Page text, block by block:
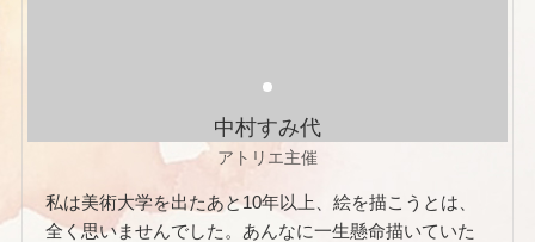
中村すみ代
アトリエ主催
私は美術大学を出たあと10年以上、絵を描こうとは、
全く思いませんでした。あんなに一生懸命描いていた